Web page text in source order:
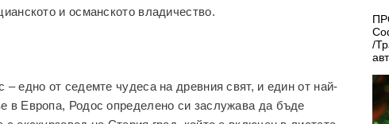
и османското владичество.
– едно от седемте чудеса на древния свят, и един от най-
в Европа, Родос определено си заслужава да бъде
/